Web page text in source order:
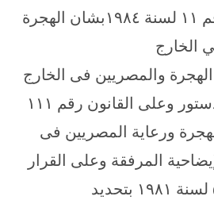
التنفيذية للقانون رقم ۱۱ لسنة ۱۹۸٤بشان الهجرة
الخارج
والمصريين فى الخارج
بعد الإطلاع على الدستور وعلى القانون رقم ۱۱۱
بشأن الهجرة ورعاية المصريين فى
المرفقة وعلى القرار
الجمهورى رقم ۵۷٤ لسنة ۱۹۸۱ بتحديد